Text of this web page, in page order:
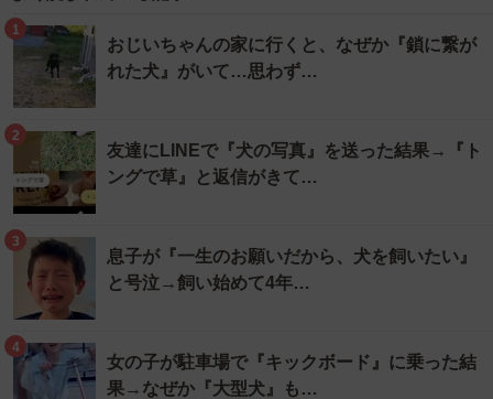
1
おじいちゃんの家に行くと、なぜか『鎖に繋が
れた犬』がいて…思わず…
2
友達にLINEで『犬の写真』を送った結果→『ト
ングで草』と返信がきて…
3
息子が『一生のお願いだから、犬を飼いたい』
と号泣→飼い始めて4年…
4
女の子が駐車場で『キックボード』に乗った結
果→なぜか『大型犬』も…